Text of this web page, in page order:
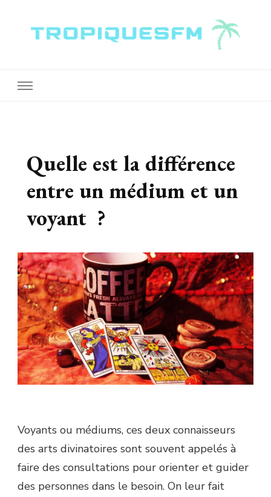
Quelle est la différence
entre un médium et un
voyant ?
Voyants ou médiums, ces deux connaisseurs
des arts divinatoires sont souvent appelés à
faire des consultations pour orienter et guider
des personnes dans le besoin. On leur fait